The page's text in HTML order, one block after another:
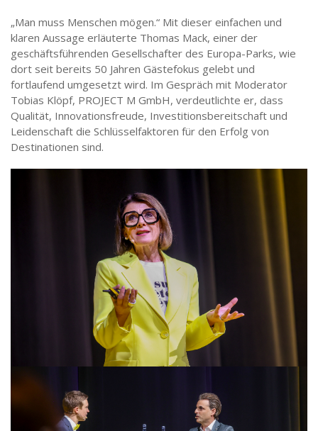
„Man muss Menschen mögen.“ Mit dieser einfachen und
klaren Aussage erläuterte Thomas Mack, einer der
geschäftsführenden Gesellschafter des Europa-Parks, wie
dort seit bereits 50 Jahren Gästefokus gelebt und
fortlaufend umgesetzt wird. Im Gespräch mit Moderator
Tobias Klöpf, PROJECT M GmbH, verdeutlichte er, dass
Qualität, Innovationsfreude, Investitionsbereitschaft und
Leidenschaft die Schlüsselfaktoren für den Erfolg von
Destinationen sind.